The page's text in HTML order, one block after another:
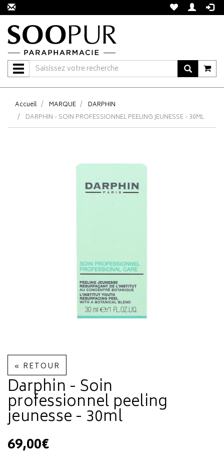
Navigation
Accueil MARQUE
DARPHIN
DARPHIN - SOIN PROFESSIONNEL PEELING JEUNESSE - 30ML
« RETOUR
Darphin - Soin
professionnel peeling
jeunesse - 30ml
69,00€